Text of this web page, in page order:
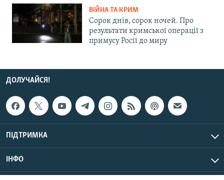
ВІЙНА ТА КРИМ
Сорок днів, сорок ночей. Про
результати кримської операції з
примусу Росії до миру
ДОЛУЧАЙСЯ!
ПІДТРИМКА
ІНФО